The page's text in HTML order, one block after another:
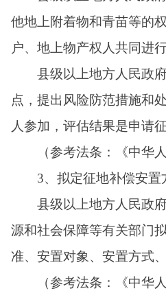
征地补偿安置方案拟定后，县
征地补偿安置公告应当同时载
（参考法条：《中华人民共和
5、组织听证
多数被征地的农村集体经济组
织听证，并根据法律、法规的规
6、办理征地补偿登记
拟征收土地的所有权人、使
记手续的，其补偿内容一般以前期
（参考法条：《中华人民共和
7、签订征地补偿安置协议